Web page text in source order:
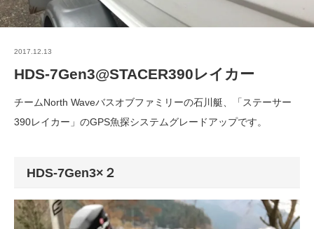
2017.12.13
HDS-7Gen3@STACER390レイカー
チームNorth Waveバスオブファミリーの石川艇、「ステーサー
390レイカー」のGPS魚探システムグレードアップです。
HDS-7Gen3×２